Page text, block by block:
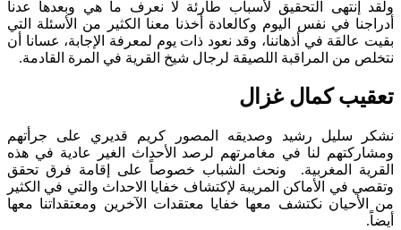
ولقد إنتهى التحقيق لأسباب طارئة لا نعرف ما هي وبعدها عدنا
أدراجنا في نفس اليوم وكالعادة أخذنا معنا الكثير من الأسئلة التي
بقيت عالقة في أذهاننا، وقد نعود ذات يوم لمعرفة الإجابة، عسانا أن
نتخلص من المراقبة اللصيقة لرجال شيخ القرية في المرة القادمة.
تعقيب كمال غزال
نشكر سليل رشيد وصديقه المصور كريم قديري على جرأتهم
ومشاركتهم لنا في مغامرتهم لرصد الأحداث الغير عادية في هذه
القرية المغربية. ونحث الشباب خصوصاً على إقامة فرق تحقق
وتقصي في الأماكن المريبة لإكتشاف خفايا الاحداث والتي في الكثير
من الأحيان نكتشف معها خفايا معتقدات الآخرين ومعتقداتنا معها
أيضاً.